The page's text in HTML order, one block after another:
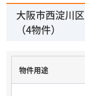
大阪市西淀川
（4物件）
物件用途